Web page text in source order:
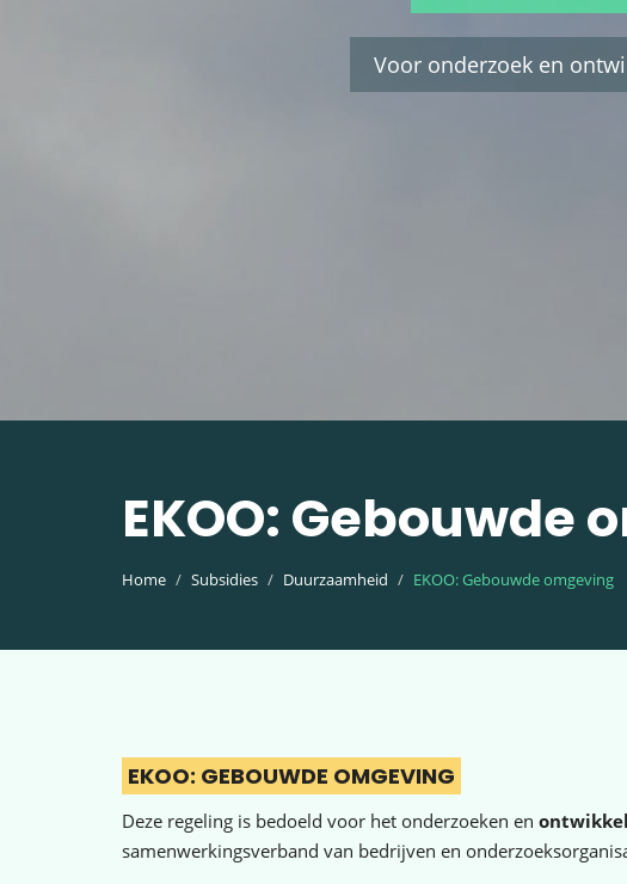
Voor onderzoek en
EKOO: Gebouwde
Home Subsidies Duurzaamheid EKOO: Gebouwde omgeving
EKOO: GEBOUWDE OMGEVING
Deze regeling is bedoeld voor het onderzoeken en
samenwerkingsverband van bedrijven en